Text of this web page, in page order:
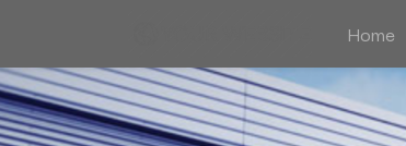
Home